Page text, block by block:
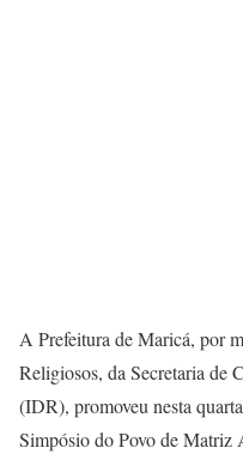
A Prefeitura de Maricá, por
Religiosos, da Secretaria de
(IDR), promoveu nesta
Simpósio do Povo de Matriz